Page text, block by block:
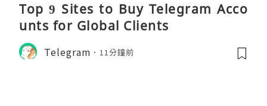
Top 9 Sites to Buy Telegram Acco
unts for Global Clients
Telegram 11分鐘前